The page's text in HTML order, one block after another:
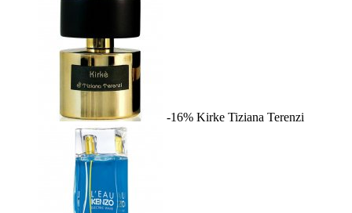
-16% Kirke Tiziana Terenzi